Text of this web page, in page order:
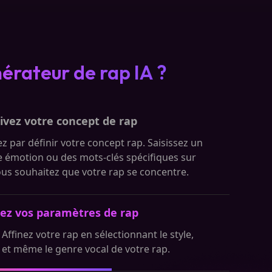
de rap IA ?
votre concept de rap
par définir votre concept rap. Saisissez un
émotion ou des mots-clés spécifiques sur
souhaitez que votre rap se concentre.
vos paramètres de rap
votre rap en sélectionnant le style,
même le genre vocal de votre rap.